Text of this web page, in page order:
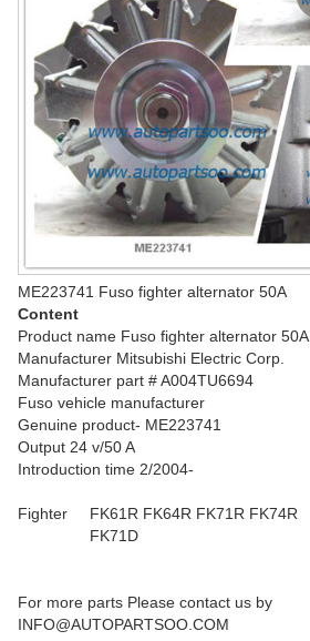
ME223741 Fuso fighter alternator 50A
Content
Product name Fuso fighter alternator 50A
Manufacturer Mitsubishi Electric Corp.
Manufacturer part # A004TU6694
Fuso vehicle manufacturer
Genuine product- ME223741
Output 24 v/50 A
Introduction time 2/2004-
Fighter FK61R FK64R FK71R FK74R
FK71D
For more parts Please contact us by
INFO@AUTOPARTSOO.COM